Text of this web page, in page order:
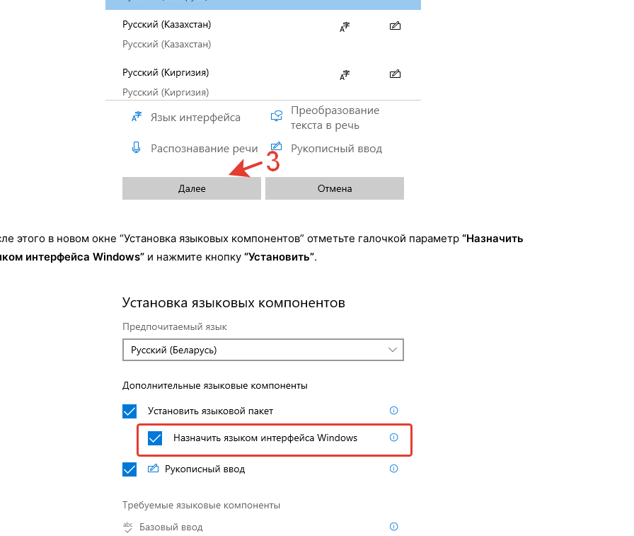
этого в новом окне “Установка языковых компонентов” отметьте галочкой параметр “Назначить
интерфейса Windows” и нажмите кнопку “Установить”.